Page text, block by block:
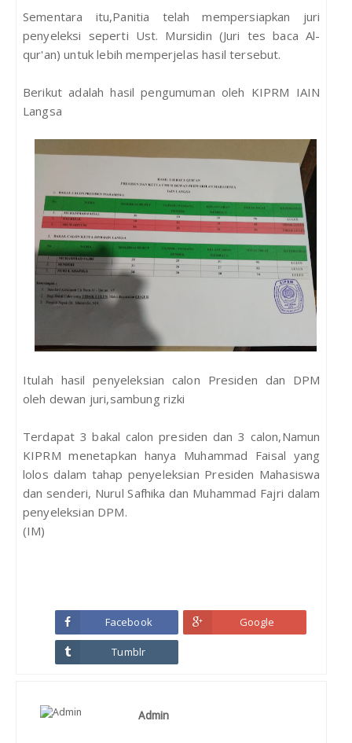
Sementara itu,Panitia telah mempersiapkan juri
penyeleksi seperti Ust. Mursidin (Juri tes baca Al-
qur'an) untuk lebih memperjelas hasil tersebut.
Berikut adalah hasil pengumuman oleh KIPRM IAIN
Langsa
Itulah hasil penyeleksian calon Presiden dan DPM
oleh dewan juri,sambung rizki
Terdapat 3 bakal calon presiden dan 3 calon,Namun
KIPRM menetapkan hanya Muhammad Faisal yang
lolos dalam tahap penyeleksian Presiden Mahasiswa
dan senderi, Nurul Safhika dan Muhammad Fajri dalam
penyeleksian DPM.
(IM)
Facebook Google
Tumblr
Admin